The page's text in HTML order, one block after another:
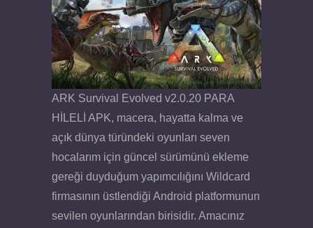
ARK Survival Evolved v2.0.20 PARA
HİLELİ APK, macera, hayatta kalma ve
açık dünya türündeki oyunları seven
hocalarım için güncel sürümünü ekleme
gereği duyduğum yapımcılığını Wildcard
firmasının üstlendiği Android platformunun
sevilen oyunlarından birisidir. Amacınız